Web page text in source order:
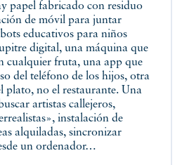
papel fabricado con residuo
de móvil para juntar
educativos para niños
digital, una máquina que
cualquier fruta, una app que
del teléfono de los hijos, otra
plato, no el restaurante. Una
artistas callejeros,
instalación de
alquiladas, sincronizar
un ordenador…